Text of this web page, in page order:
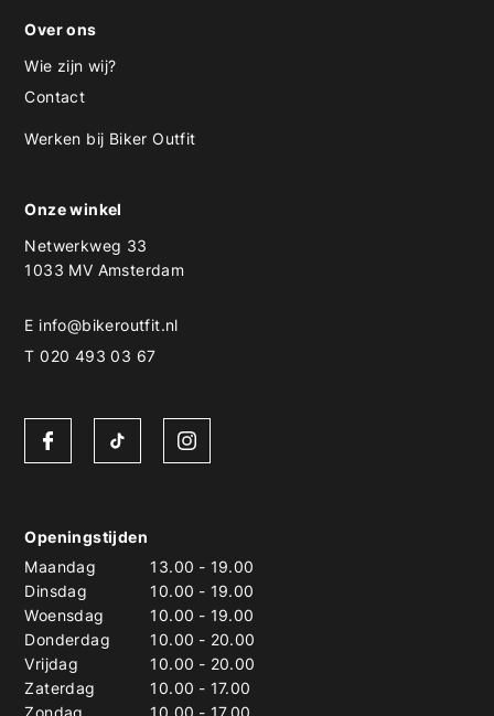
Over ons
Wie zijn wij?
Contact
Werken bij Biker Outfit
Onze winkel
Netwerkweg 33
1033 MV Amsterdam
E info@bikeroutfit.nl
T 020 493 03 67
Openingstijden
Maandag
13.00 - 19.00
Dinsdag
10.00 - 19.00
Woensdag
10.00 - 19.00
Donderdag
10.00 - 20.00
Vrijdag
10.00 - 20.00
Zaterdag
10.00 - 17.00